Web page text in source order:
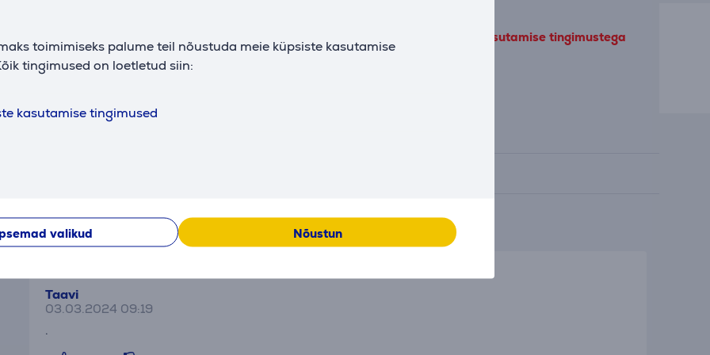
toimimiseks palume teil nõustuda meie küpsiste kasutamise
tingimused on loetletud siin:
kasutamise tingimused
valikud Nõustun
osapooltelt, on võimalik vaadata vaid siis kui nõustute meie jõudlusküpsiste kasutamise tingimustega
Täpsemad valikud
Taavi
03.03.2024 09:19
.